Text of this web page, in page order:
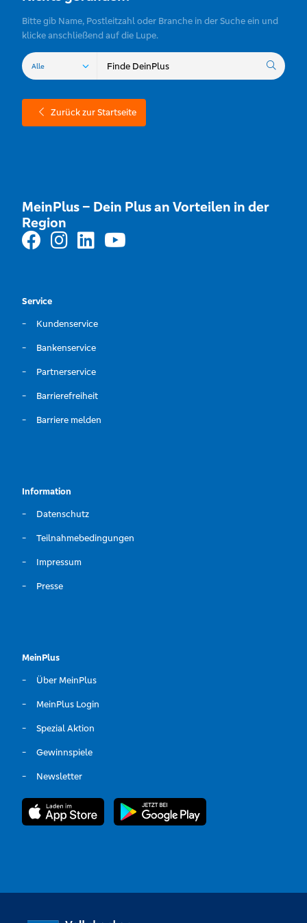
Bitte gib Name, Postleitzahl oder Branche in der Suche ein und
klicke anschließend auf die Lupe.
Zurück zur Startseite
MeinPlus – Dein Plus an Vorteilen in der
Region
Service
Kundenservice
Bankenservice
Partnerservice
Barrierefreiheit
Barriere melden
Information
Datenschutz
Teilnahmebedingungen
Impressum
Presse
MeinPlus
Über MeinPlus
MeinPlus Login
Spezial Aktion
Gewinnspiele
Newsletter